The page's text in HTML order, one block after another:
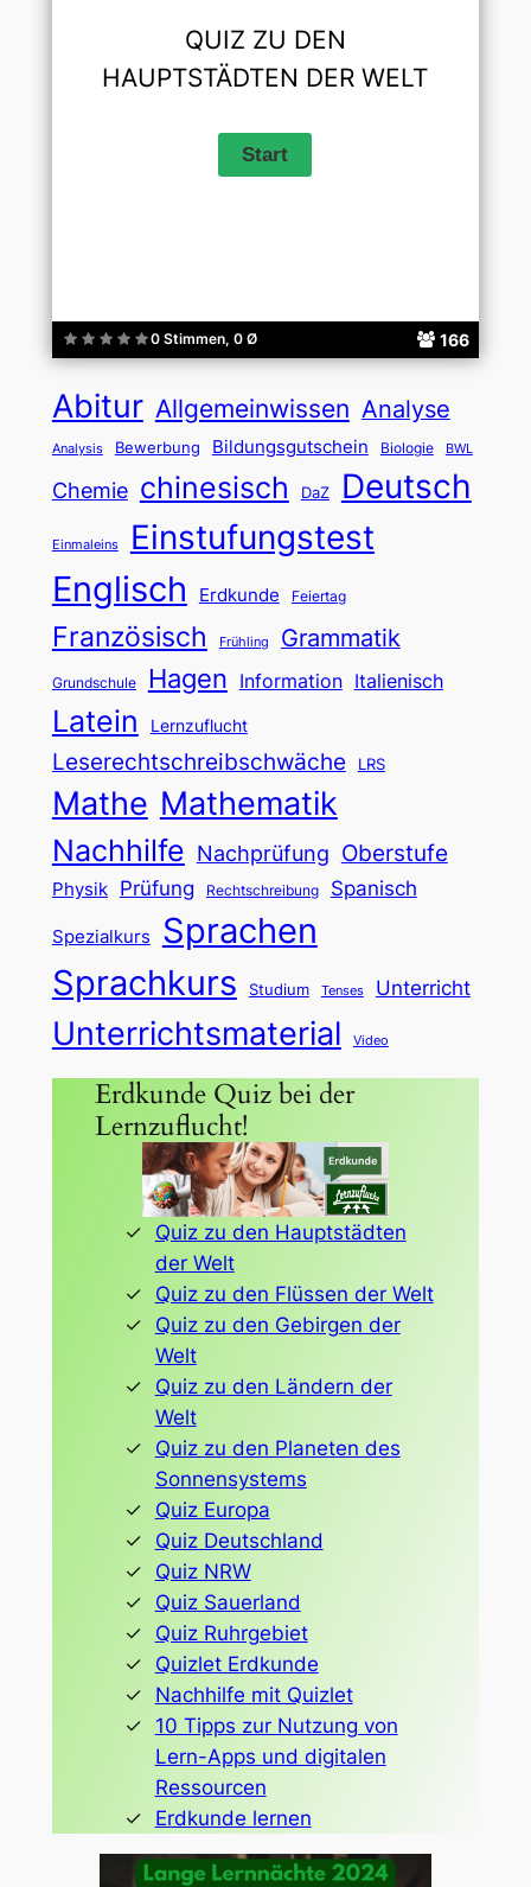
0 Stimmen, 0 Ø 166
QUIZ ZU DEN
HAUPTSTÄDTEN DER WELT
Abitur Allgemeinwissen Analyse
Analysis Bewerbung Bildungsgutschein Biologie BWL
Chemie chinesisch DaZ Deutsch
Einmaleins Einstufungstest
Englisch Erdkunde Feiertag
Französisch Frühling Grammatik
Grundschule Hagen Information Italienisch
Latein Lernzuflucht
Leserechtschreibschwäche LRS
Mathe Mathematik
Nachhilfe Nachprüfung Oberstufe
Physik Prüfung Rechtschreibung Spanisch
Spezialkurs
Sprachen
Sprachkurs
Studium Tenses Unterricht
Unterrichtsmaterial Video
Erdkunde Quiz bei der
Lernzuflucht!
Quiz zu den Hauptstädten
der Welt
Quiz zu den Flüssen der Welt
Quiz zu den Gebirgen der
Welt
Quiz zu den Ländern der
Welt
Quiz zu den Planeten des
Sonnensystems
Quiz Europa
Quiz Deutschland
Quiz NRW
Quiz Sauerland
Quiz Ruhrgebiet
Quizlet Erdkunde
Nachhilfe mit Quizlet
10 Tipps zur Nutzung von
Lern-Apps und digitalen
Ressourcen
Erdkunde lernen